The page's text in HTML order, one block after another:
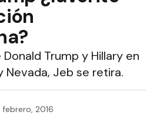
Trump y Hillary en
Nevada, Jeb se retira.
febrero, 2016